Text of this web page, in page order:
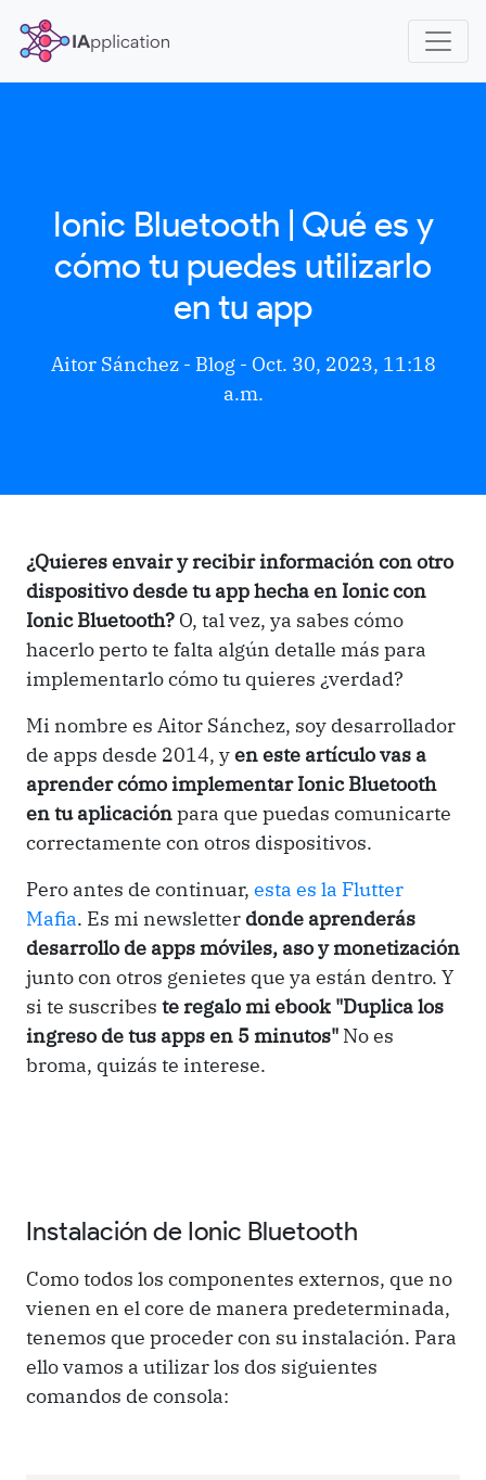
Ionic Bluetooth | Qué es y
cómo tu puedes utilizarlo
en tu app
Aitor Sánchez - Blog- Oct. 30, 2023, 11:18
a.m.
¿Quieres envair y recibir información con otro
dispositivo desde tu app hecha en Ionic con
Ionic Bluetooth? O, tal vez, ya sabes cómo
hacerlo perto te falta algún detalle más para
implementarlo cómo tu quieres ¿verdad?
Mi nombre es Aitor Sánchez, soy desarrollador
de apps desde 2014, yen este artículo vas a
aprender cómo implementar Ionic Bluetooth
en tu aplicaciónpara que puedas comunicarte
correctamente con otros dispositivos.
Pero antes de continuar, esta es la Flutter
Mafia. Es mi newsletter donde aprenderás
desarrollo de apps móviles, aso y monetización
junto con otros genietes que ya están dentro. Y
si te suscribes te regalo mi ebook "Duplica los
ingreso de tus apps en 5 minutos" No es
broma, quizás te interese.
Instalación de Ionic Bluetooth
Como todos los componentes externos, que no
vienen en el core de manera predeterminada,
tenemos que proceder con su instalación. Para
ello vamos a utilizar los dos siguientes
comandos de consola: